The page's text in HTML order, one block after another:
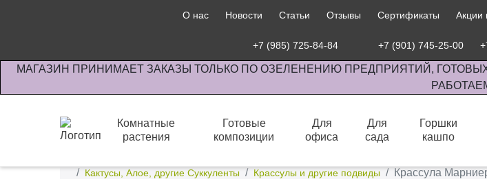
О нас Новости Статьи Отзывы Сертификаты Акции
+7 (985) 725-84-84 +7 (901) 745-25-00
МАГАЗИН ПРИНИМАЕТ ЗАКАЗЫ ТОЛЬКО ПО ОЗЕЛЕНЕНИЮ ПРЕДПРИЯТИЙ,
Комнатные
растения
Готовые
композиции
Для
офиса
Для
сада
Горшки
кашпо
Кактусы, Алое, другие Суккуленты
Крассулы и другие подвиды Крассула